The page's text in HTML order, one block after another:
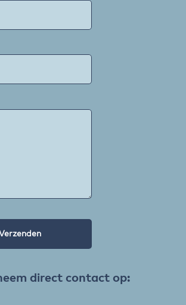
direct contact op: